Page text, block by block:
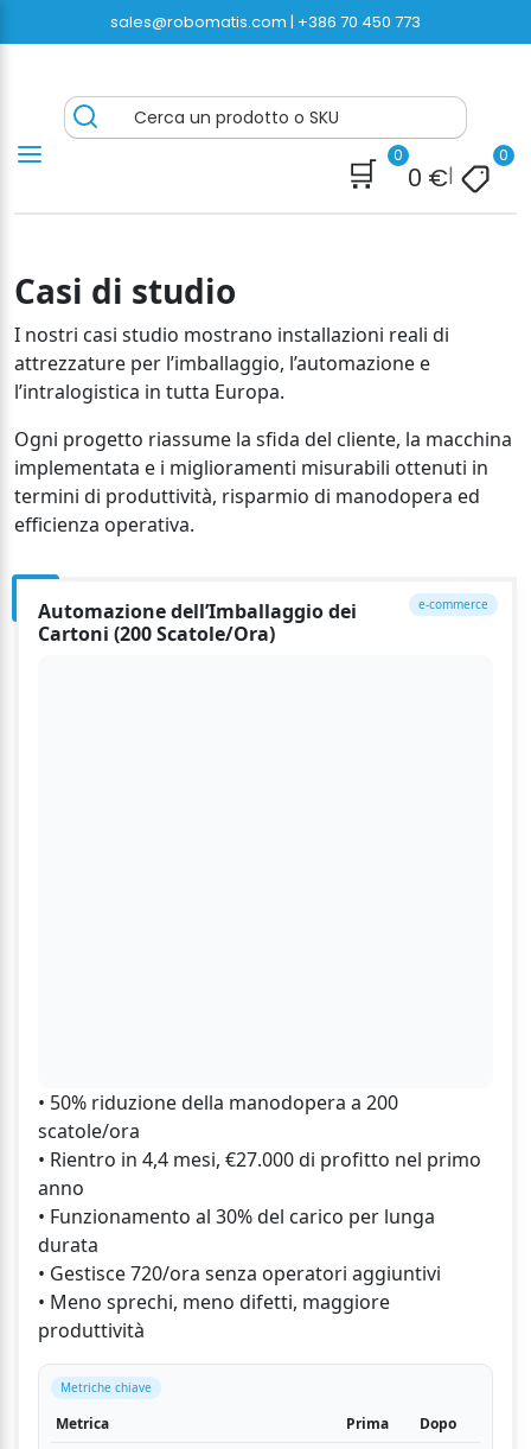
al
sales@robomatis.com | +386 70 450 773
ROBOMATIS®
Battery Strapping Tools and Packing Machines
Delivered Fast and Free
Cerca un prodotto o SKU
🛒 0
0 €|
0
Casi di studio
I nostri casi studio mostrano installazioni reali di
attrezzature per l’imballaggio, l’automazione e
l’intralogistica in tutta Europa.
Ogni progetto riassume la sfida del cliente, la macchina
implementata e i miglioramenti misurabili ottenuti in
termini di produttività, risparmio di manodopera ed
efficienza operativa.
e-commerce
Automazione dell’Imballaggio dei
Cartoni (200 Scatole/Ora)
• 50% riduzione della manodopera a 200
scatole/ora
• Rientro in 4,4 mesi, €27.000 di profitto nel primo
anno
• Funzionamento al 30% del carico per lunga
durata
• Gestisce 720/ora senza operatori aggiuntivi
• Meno sprechi, meno difetti, maggiore
produttività
Metriche chiave
Metrica Prima
Dopo